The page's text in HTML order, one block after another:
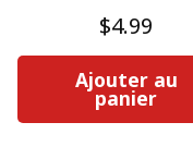
$4.99
Ajouter au
panier